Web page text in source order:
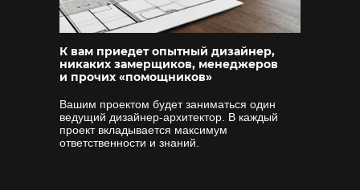
Вашим проектом будет заниматься один
ведущий дизайнер-архитектор. В каждый
проект вкладывается максимум
ответственности и знаний.
К вам приедет опытный дизайнер,
никаких замерщиков, менеджеров
и прочих «помощников»